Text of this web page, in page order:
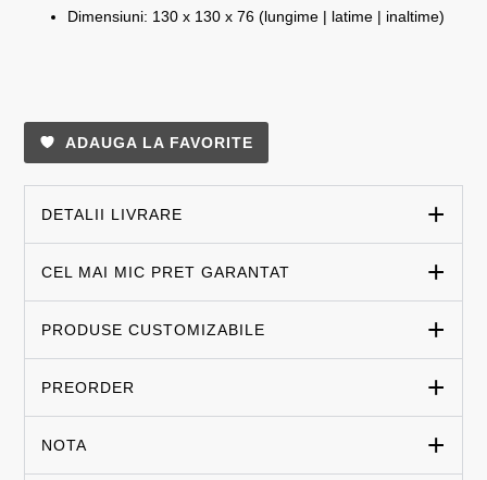
Dimensiuni: 130 x 130 x 76 (lungime | latime | inaltime)
ADAUGA LA FAVORITE
DETALII LIVRARE
CEL MAI MIC PRET GARANTAT
PRODUSE CUSTOMIZABILE
PREORDER
NOTA